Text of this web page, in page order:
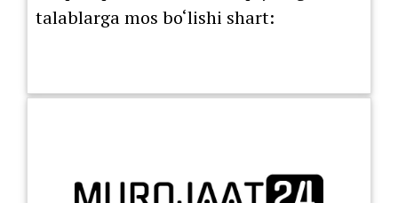
talablarga mos bo‘lishi shart: